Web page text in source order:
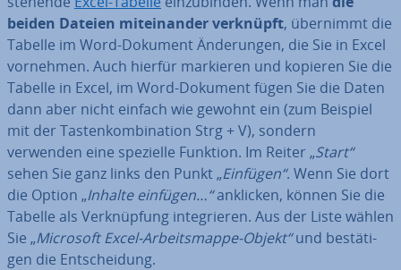
beiden Dateien mit­ein­an­der verknüpft, übernimmt die
Tabelle im Word-Dokument Än­de­run­gen, die Sie in Excel
vornehmen. Auch hierfür markieren und kopieren Sie die
Tabelle in Excel, im Word-Dokument fügen Sie die Daten
dann aber nicht einfach wie gewohnt ein (zum Beispiel
mit der Tas­ten­kom­bi­na­ti­on Strg + V), sondern
verwenden eine spezielle Funktion. Im Reiter „Start“
sehen Sie ganz links den Punkt „Einfügen“. Wenn Sie dort
die Option „Inhalte einfügen…“anklicken, können Sie die
Tabelle als Ver­knüp­fung in­te­grie­ren. Aus der Liste wählen
Sie „Microsoft Excel-Ar­beits­map­pe-Objekt“und be­stä­ti­
gen die Ent­schei­dung.